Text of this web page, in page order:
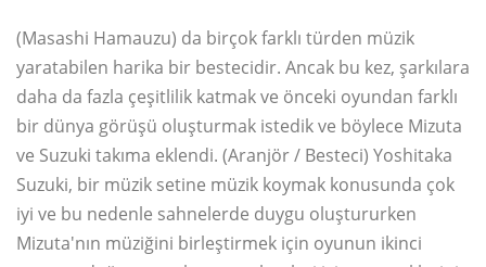
(Masashi Hamauzu) da birçok farklı türden müzik
yaratabilen harika bir bestecidir. Ancak bu kez, şarkılara
daha da fazla çeşitlilik katmak ve önceki oyundan farklı
bir dünya görüşü oluşturmak istedik ve böylece Mizuta
ve Suzuki takıma eklendi. (Aranjör / Besteci) Yoshitaka
Suzuki, bir müzik setine müzik koymak konusunda çok
iyi ve bu nedenle sahnelerde duygu oluştururken
Mizuta'nın müziğini birleştirmek için oyunun ikinci